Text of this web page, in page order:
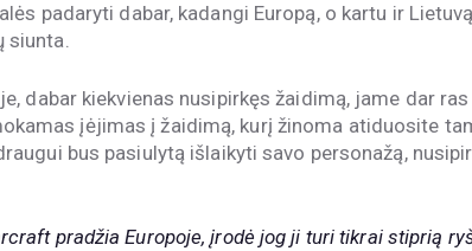
padaryti dabar, kadangi Europą, o kartu ir
siunta.
dabar kiekvienas nusipirkęs žaidimą, jame dar
įėjimas į žaidimą, kurį žinoma atiduosite
bus pasiulytą išlaikyti savo personažą,
pradžia Europoje, įrodė jog ji turi tikrai stiprią